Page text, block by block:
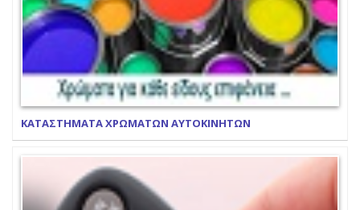
ΚΑΤΑΣΤΗΜΑΤΑ ΧΡΩΜΑΤΩΝ ΑΥΤΟΚΙΝΗΤΩΝ